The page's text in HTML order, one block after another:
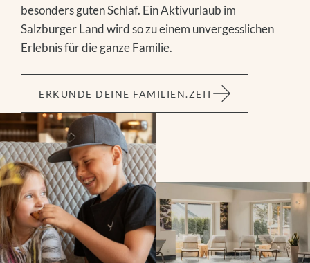
besonders guten Schlaf. Ein Aktivurlaub im
Salzburger Land wird so zu einem unvergesslichen
Erlebnis für die ganze Familie.
ERKUNDE DEINE FAMILIEN.ZEIT